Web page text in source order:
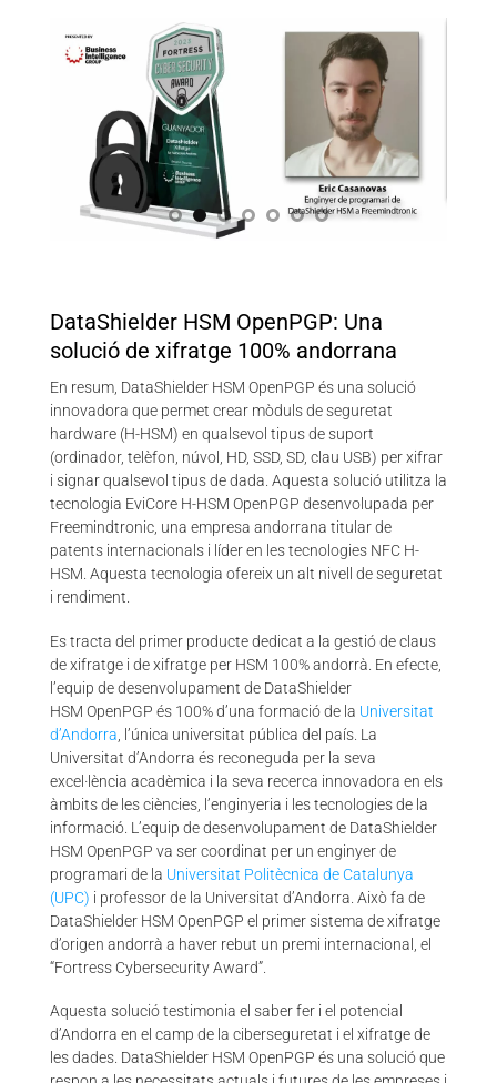
DataShielder HSM OpenPGP: Una
solució de xifratge 100% andorrana
En resum, DataShielder HSM OpenPGP és una solució
innovadora que permet crear mòduls de seguretat
hardware (H-HSM) en qualsevol tipus de suport
(ordinador, telèfon, núvol, HD, SSD, SD, clau USB) per xifrar
i signar qualsevol tipus de dada. Aquesta solució utilitza la
tecnologia EviCore H-HSM OpenPGP desenvolupada per
Freemindtronic, una empresa andorrana titular de
patents internacionals i líder en les tecnologies NFC H-
HSM. Aquesta tecnologia ofereix un alt nivell de seguretat
i rendiment.
Es tracta del primer producte dedicat a la gestió de claus
de xifratge i de xifratge per HSM 100% andorrà. En efecte,
l’equip de desenvolupament de DataShielder
HSM OpenPGP és 100% d’una formació de la Universitat
d’Andorra, l’única universitat pública del país. La
Universitat d’Andorra és reconeguda per la seva
excel·lència acadèmica i la seva recerca innovadora en els
àmbits de les ciències, l’enginyeria i les tecnologies de la
informació. L’equip de desenvolupament de DataShielder
HSM OpenPGP va ser coordinat per un enginyer de
programari de la Universitat Politècnica de Catalunya
(UPC) i professor de la Universitat d’Andorra. Això fa de
DataShielder HSM OpenPGP el primer sistema de xifratge
d’origen andorrà a haver rebut un premi internacional, el
“Fortress Cybersecurity Award”.
Aquesta solució testimonia el saber fer i el potencial
d’Andorra en el camp de la ciberseguretat i el xifratge de
les dades. DataShielder HSM OpenPGP és una solució que